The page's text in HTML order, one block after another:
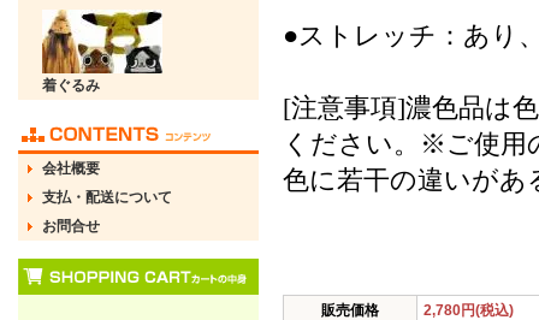
着ぐるみ
会社概要
支払・配送について
お問合せ
●ストレッチ：あり
[注意事項]濃色品は
ください。※ご使用
色に若干の違いがあ
販売価格
2,780円(税込)